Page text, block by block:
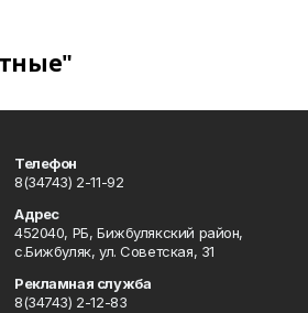
Телефон
8(34743) 2-11-92
Адрес
452040, РБ, Бижбулякский район,
с.Бижбуляк, ул. Советская, 31
Рекламная служба
8(34743) 2-12-83